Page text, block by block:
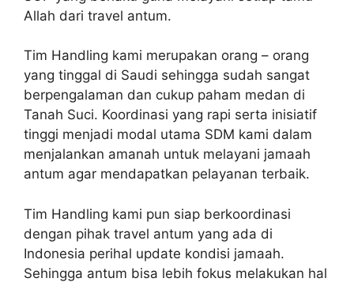
Allah dari travel antum.
Tim Handling kami merupakan orang – orang
yang tinggal di Saudi sehingga sudah sangat
berpengalaman dan cukup paham medan di
Tanah Suci. Koordinasi yang rapi serta inisiatif
tinggi menjadi modal utama SDM kami dalam
menjalankan amanah untuk melayani jamaah
antum agar mendapatkan pelayanan terbaik.
Tim Handling kami pun siap berkoordinasi
dengan pihak travel antum yang ada di
Indonesia perihal update kondisi jamaah.
Sehingga antum bisa lebih fokus melakukan hal